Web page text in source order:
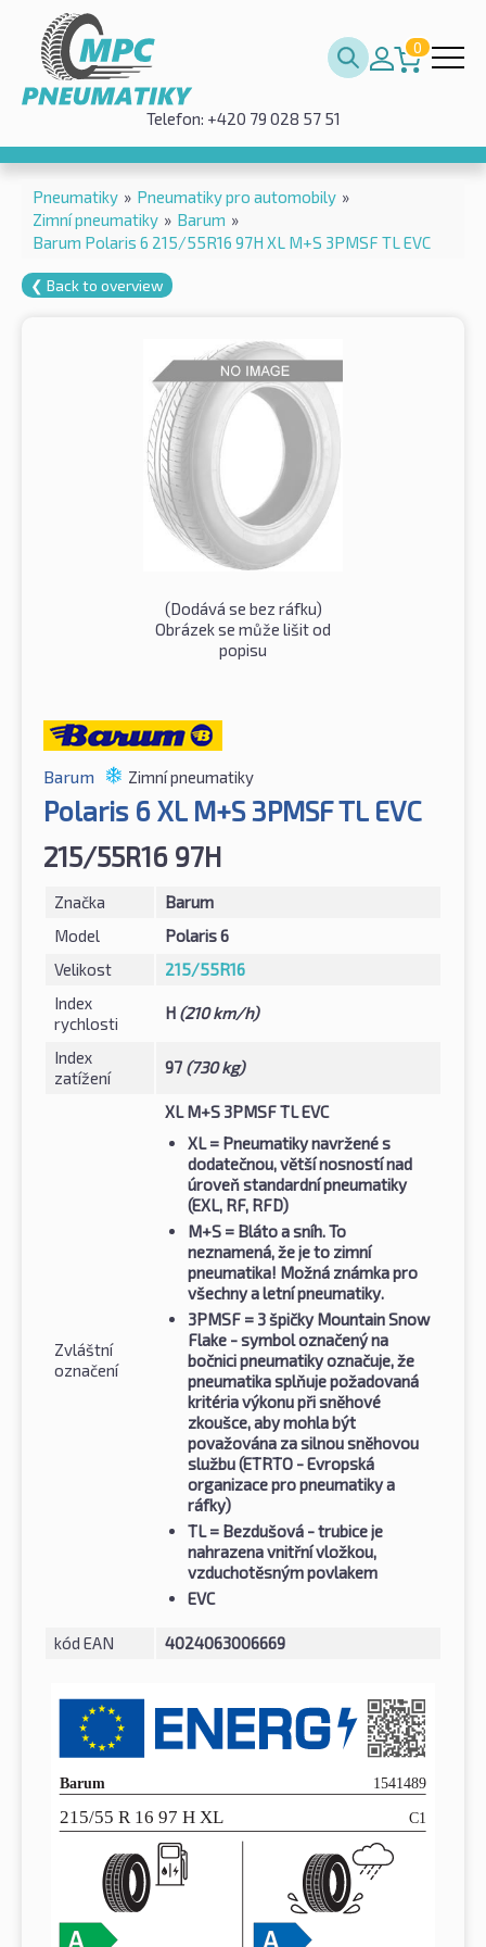
0
Telefon: +420 79 028 57 51
Pneumatiky » Pneumatiky pro automobily »
Zimní pneumatiky » Barum »
Barum Polaris 6 215/55R16 97H XL M+S 3PMSF TL EVC
❮ Back to overview
(Dodává se bez ráfku)
Obrázek se může lišit od
popisu
Barum Zimní pneumatiky
Polaris 6 XL M+S 3PMSF TL EVC
215/55R16 97H
Značka
Barum
Model
Polaris 6
Velikost
215/55R16
Index
rychlosti
H (210 km/h)
Index
zatížení
97 (730 kg)
Zvláštní
označení
XL M+S 3PMSF TL EVC
XL= Pneumatiky navržené s
dodatečnou, větší nosností nad
úroveň standardní pneumatiky
(EXL, RF, RFD)
M+S = Bláto a sníh. To
neznamená, že je to zimní
pneumatika! Možná známka pro
všechny a letní pneumatiky.
3PMSF = 3 špičky Mountain Snow
Flake - symbol označený na
bočnici pneumatiky označuje, že
pneumatika splňuje požadovaná
kritéria výkonu při sněhové
zkoušce, aby mohla být
považována za silnou sněhovou
službu (ETRTO - Evropská
organizace pro pneumatiky a
ráfky)
TL= Bezdušová - trubice je
nahrazena vnitřní vložkou,
vzduchotěsným povlakem
EVC
kód EAN 4024063006669